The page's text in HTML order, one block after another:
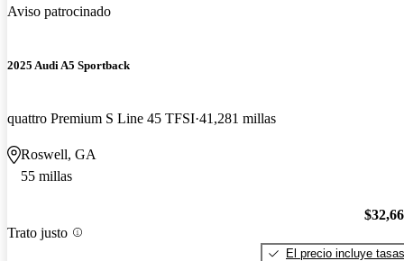
Aviso patrocinado
2025 Audi A5 Sportback
quattro Premium S Line 45 TFSI 41,281 millas
Roswell, GA
55 millas
Trato justo
El precio incluye tasas